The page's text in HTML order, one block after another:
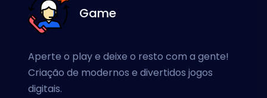
Game
Aperte o play e deixe o resto com a gente!
Criação de modernos e divertidos jogos
digitais.